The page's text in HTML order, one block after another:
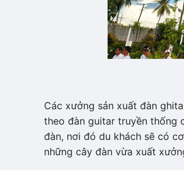
Các xưởng sản xuất đàn
theo đàn guitar truyền thống
đàn, nơi đó du khách sẽ có
những cây đàn vừa xuất